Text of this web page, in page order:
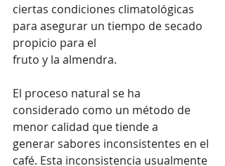
ciertas condiciones climatológicas
para asegurar un tiempo de secado
propicio para el
fruto y la almendra.
El proceso natural se ha
considerado como un método de
menor calidad que tiende a
generar sabores inconsistentes en el
café. Esta inconsistencia usualmente